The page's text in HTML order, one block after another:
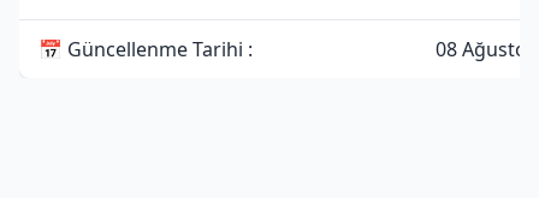
📅 Güncellenme Tarihi : 08